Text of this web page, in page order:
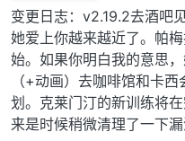
变更日志：v2.19.2去酒吧
她爱上你越来越近了。帕
始。如果你明白我的意思
（+动画）去咖啡馆和卡
划。克莱门汀的新训练将
来是时候稍微清理了一下漏